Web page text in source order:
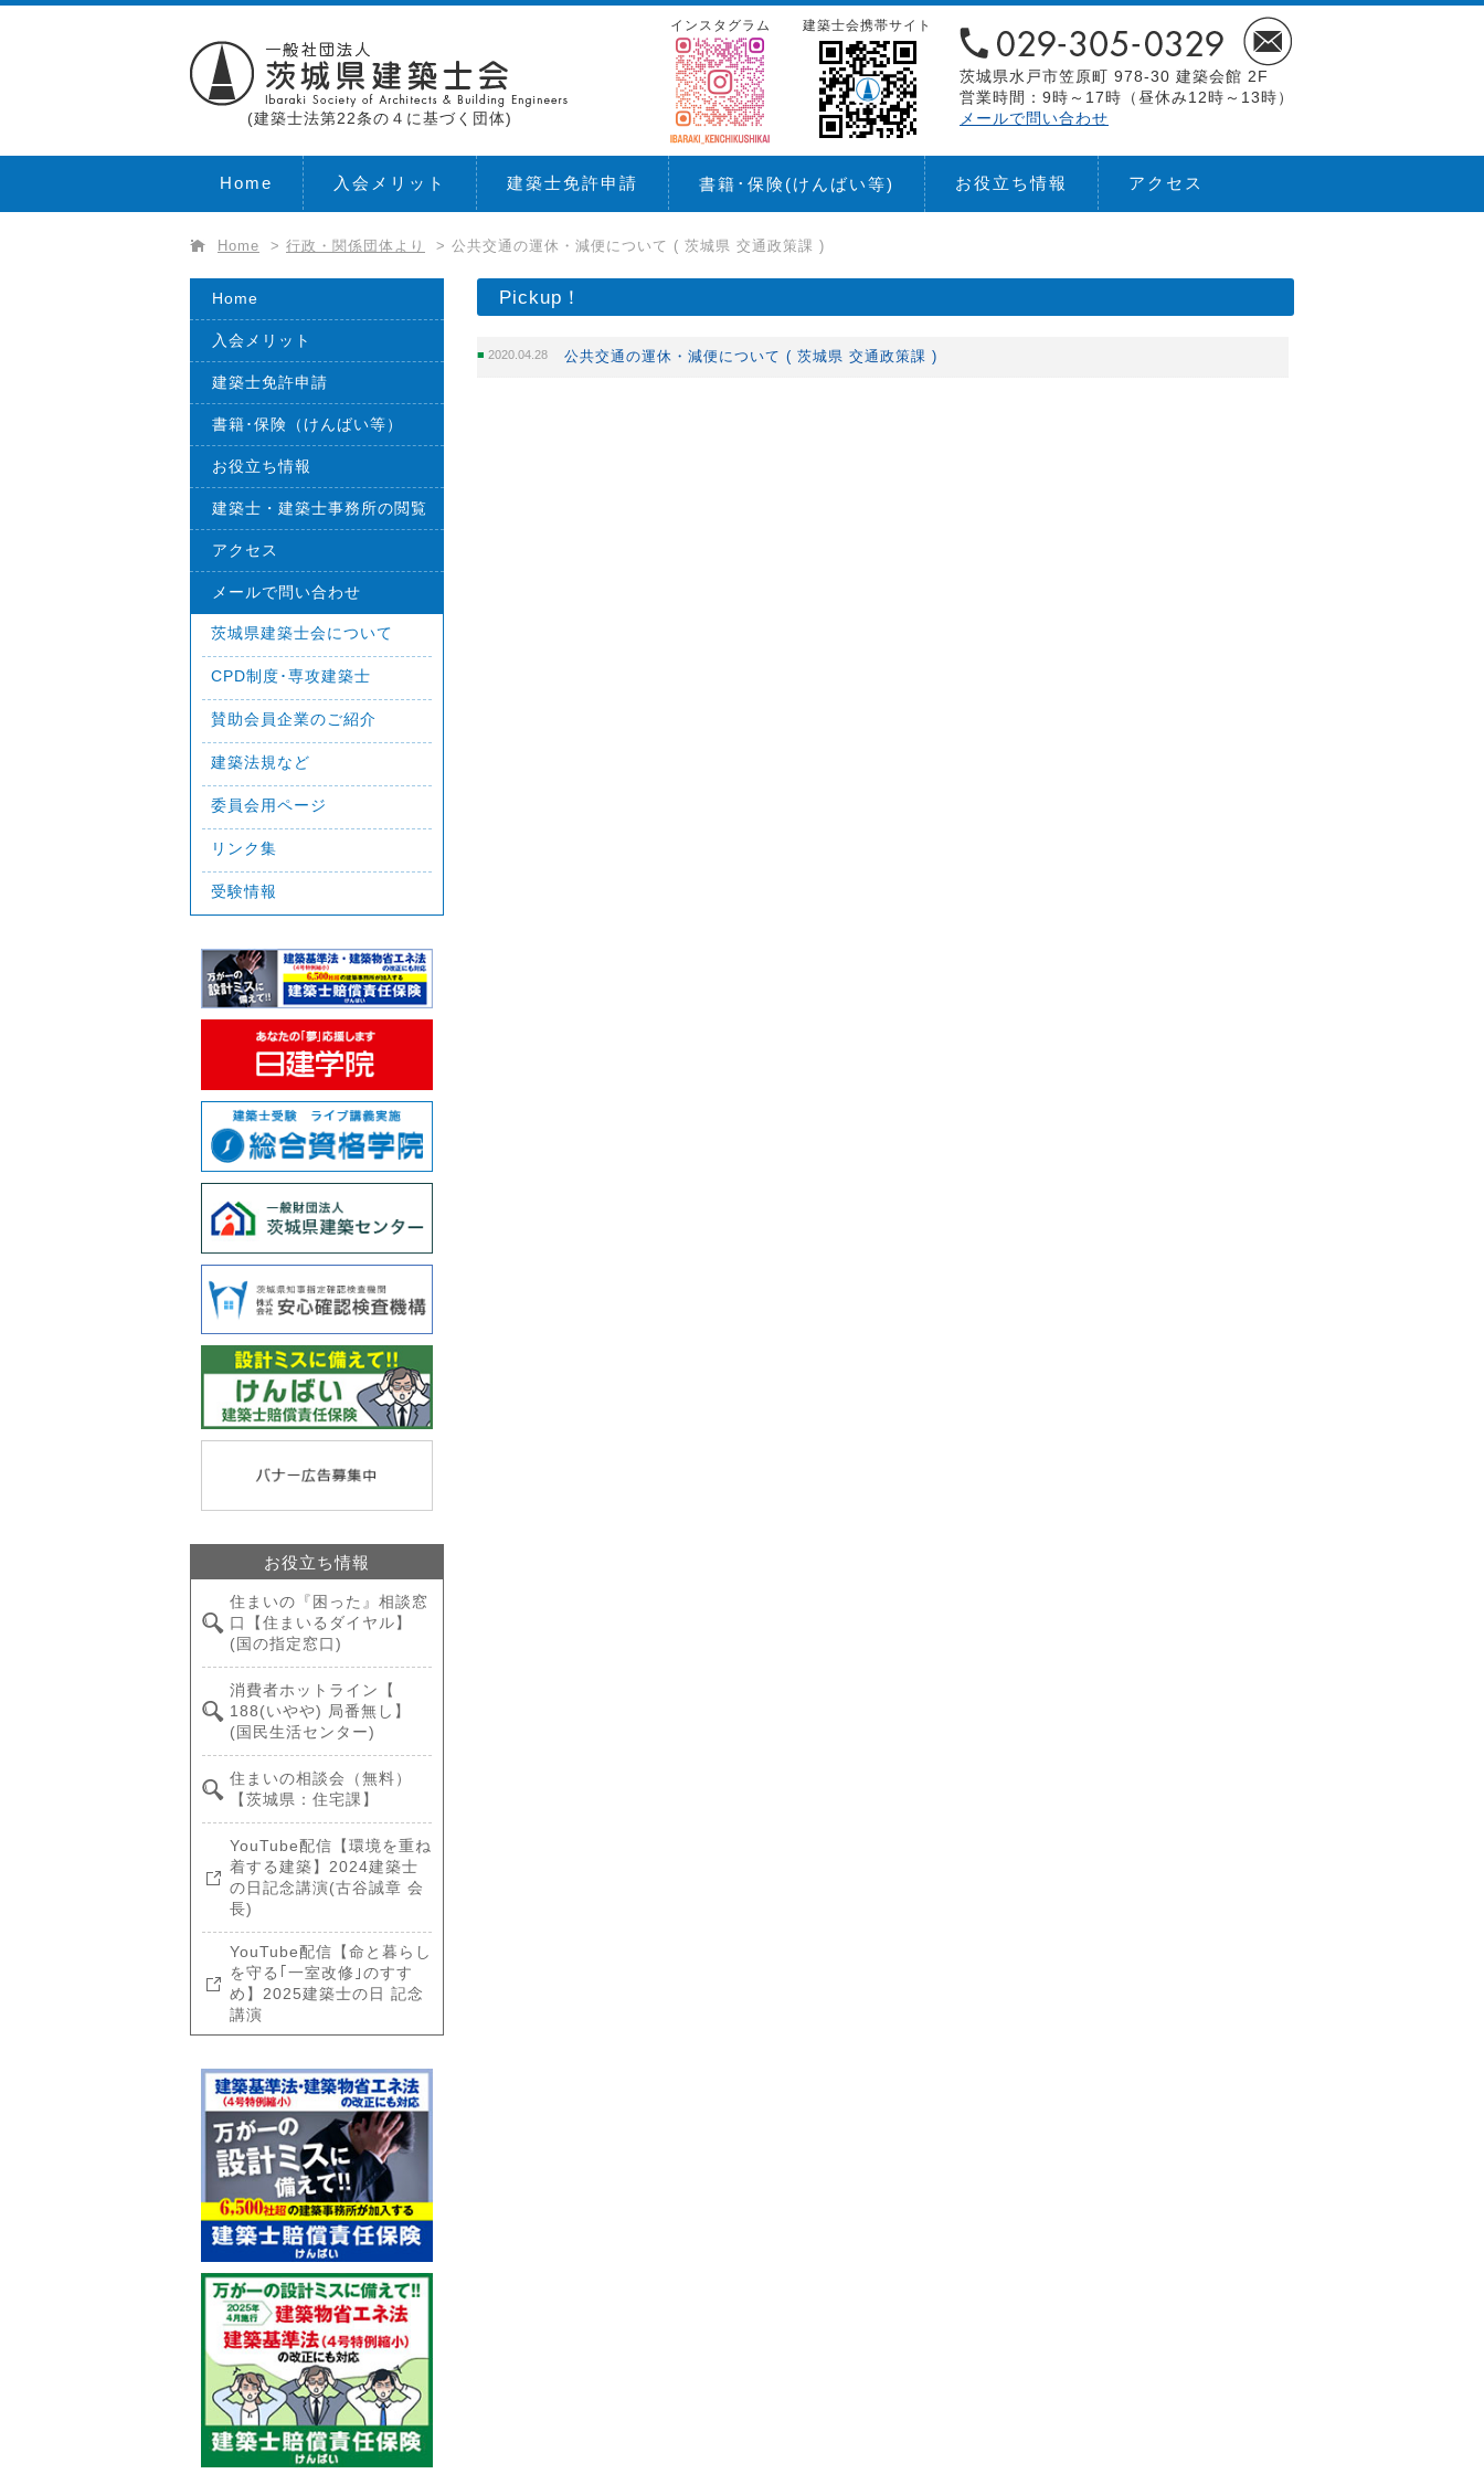
(建築士法第22条の４に基づく団体)
茨城県水戸市笠原町 978-30 建築会館 2F
営業時間：9時～17時（昼休み12時～13時）
メールで問い合わせ
建築士会携帯サイト
インスタグラム
Home 入会メリット 建築士免許申請 書籍･保険(けんばい等) お役立ち情報 アクセス
Home > 行政・関係団体より > 公共交通の運休・減便について ( 茨城県 交通政策課 )
Pickup！
2020.04.28 公共交通の運休・減便について ( 茨城県 交通政策課 )
Home
入会メリット
建築士免許申請
書籍･保険（けんばい等）
お役立ち情報
建築士・建築士事務所の閲覧
アクセス
メールで問い合わせ
茨城県建築士会について
CPD制度･専攻建築士
賛助会員企業のご紹介
建築法規など
委員会用ページ
リンク集
受験情報
お役立ち情報
住まいの『困った』相談窓
口【住まいるダイヤル】
(国の指定窓口)
消費者ホットライン【
188(いやや) 局番無し】
(国民生活センター)
住まいの相談会（無料）
【茨城県：住宅課】
YouTube配信【環境を重ね
着する建築】2024建築士
の日記念講演(古谷誠章 会
長)
YouTube配信【命と暮らし
を守る｢一室改修｣のすす
め】2025建築士の日 記念
講演